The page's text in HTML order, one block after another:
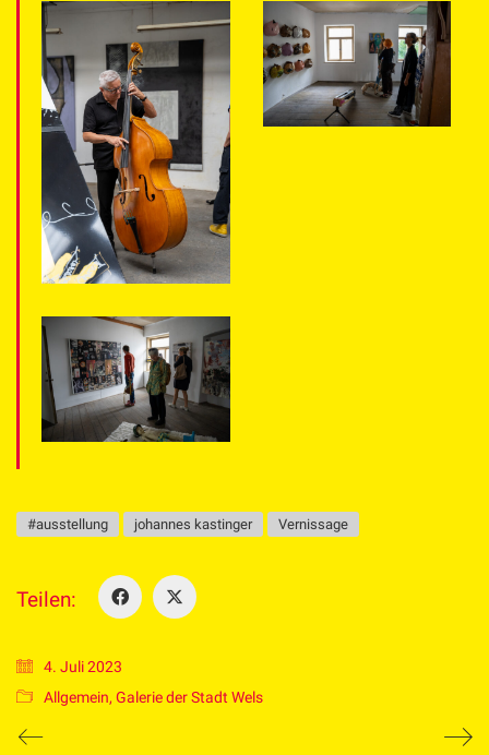
#ausstellung johannes kastinger Vernissage
Teilen:
4. Juli 2023
Allgemein, Galerie der Stadt Wels